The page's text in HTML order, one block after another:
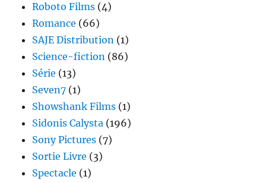
Roboto Films (4)
Romance (66)
SAJE Distribution (1)
Science-fiction (86)
Série (13)
Seven7 (1)
Showshank Films (1)
Sidonis Calysta (196)
Sony Pictures (7)
Sortie Livre (3)
Spectacle (1)